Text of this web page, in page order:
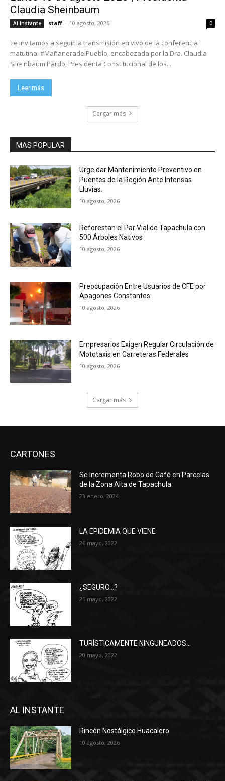
Claudia Sheinbaum
Al Instante staff - 10 agosto, 2026 0
Te invitamos a seguir la transmisión en vivo de la conferencia
matutina: #MañaneradelPueblo, encabezada por la Dra. Claudia
Sheinbaum Pardo, Presidenta Constitucional de los...
Leer más
Cargar más
MAS POPULAR
Urge dar Mantenimiento Preventivo en
Puentes de la Región Ante Intensas
Lluvias.
10 agosto, 2026
Reforestan el Par Vial de Tapachula con
500 Árboles Nativos
10 agosto, 2026
Preocupación Entre Usuarios de CFE por
Apagones Constantes
10 agosto, 2026
Empresarios Exigen Regular Circulación de
Mototaxis en Carreteras Federales
10 agosto, 2026
Cargar más
CARTONES
Se Incrementa Robo de Café en Parcelas
de la Zona Alta de Tapachula
23 enero, 2024
LA EPIDEMIA QUE VIENE
26 mayo, 2022
¿SEGURO…?
25 mayo, 2022
TURÍSTICAMENTE NINGUNEADOS…
20 mayo, 2022
AL INSTANTE
Rincón Nostálgico Huacalero
10 agosto, 2026